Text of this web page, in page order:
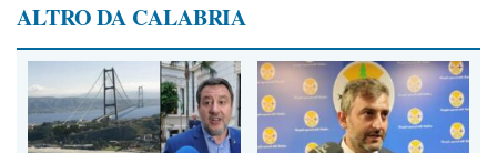
ALTRO DA CALABRIA